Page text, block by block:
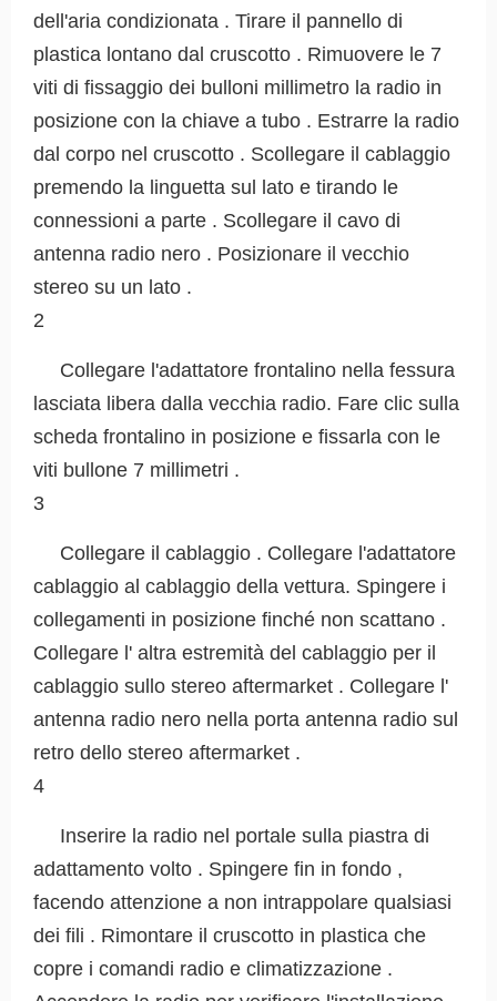
dell'aria condizionata . Tirare il pannello di
plastica lontano dal cruscotto . Rimuovere le 7
viti di fissaggio dei bulloni millimetro la radio in
posizione con la chiave a tubo . Estrarre la radio
dal corpo nel cruscotto . Scollegare il cablaggio
premendo la linguetta sul lato e tirando le
connessioni a parte . Scollegare il cavo di
antenna radio nero . Posizionare il vecchio
stereo su un lato .
2
Collegare l'adattatore frontalino nella fessura
lasciata libera dalla vecchia radio. Fare clic sulla
scheda frontalino in posizione e fissarla con le
viti bullone 7 millimetri .
3
Collegare il cablaggio . Collegare l'adattatore
cablaggio al cablaggio della vettura. Spingere i
collegamenti in posizione finché non scattano .
Collegare l' altra estremità del cablaggio per il
cablaggio sullo stereo aftermarket . Collegare l'
antenna radio nero nella porta antenna radio sul
retro dello stereo aftermarket .
4
Inserire la radio nel portale sulla piastra di
adattamento volto . Spingere fin in fondo ,
facendo attenzione a non intrappolare qualsiasi
dei fili . Rimontare il cruscotto in plastica che
copre i comandi radio e climatizzazione .